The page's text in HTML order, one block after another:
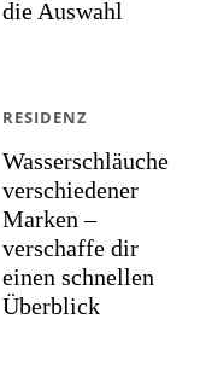
die Auswahl
Wasserschläuche
verschiedener
Marken –
verschaffe dir
einen schnellen
Überblick
RESIDENZ